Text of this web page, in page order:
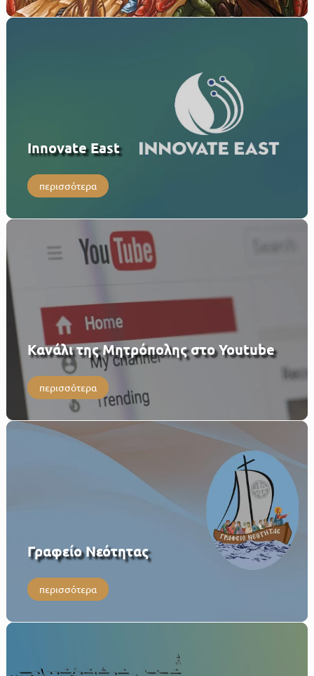
Innovate East
περισσότερα
Κανάλι της Μητρόπολης στο Youtube
περισσότερα
Γραφείο Νεότητας
περισσότερα